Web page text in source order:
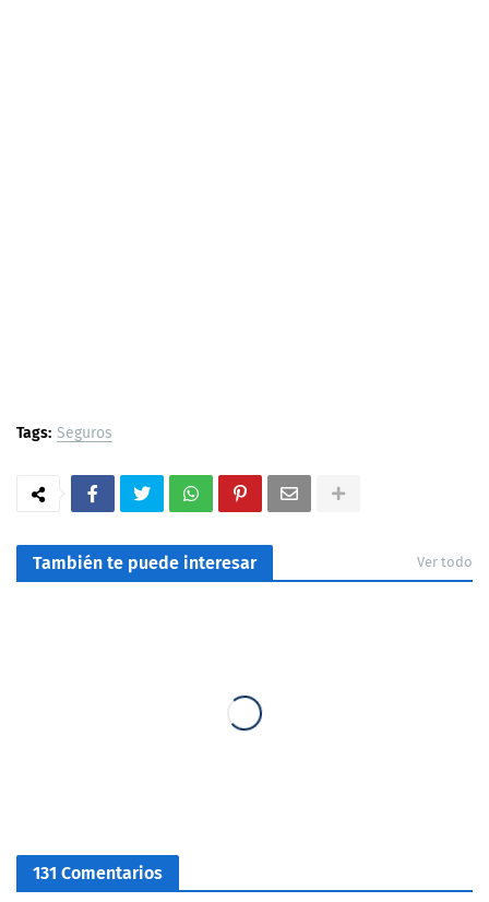
Tags: Seguros
También te puede interesar Ver todo
131 Comentarios